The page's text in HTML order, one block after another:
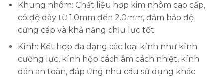
Khung nhôm: Chất liệu hợp kim nhôm cao cấp,
có độ dày từ 1.0mm đến 2.0mm, đảm bảo độ
cứng cáp và khả năng chịu lực tốt.
Kính: Kết hợp đa dạng các loại kính như kính
cường lực, kính hộp cách âm cách nhiệt, kính
dán an toàn, đáp ứng nhu cầu sử dụng khác